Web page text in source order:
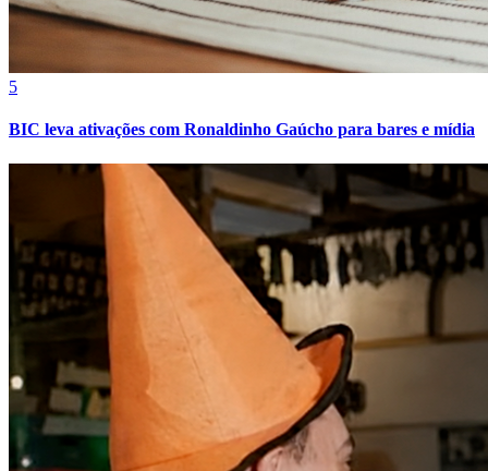
Atlético-MG
5
BIC leva ativações com Ronaldinho Gaúcho para bares e mídia